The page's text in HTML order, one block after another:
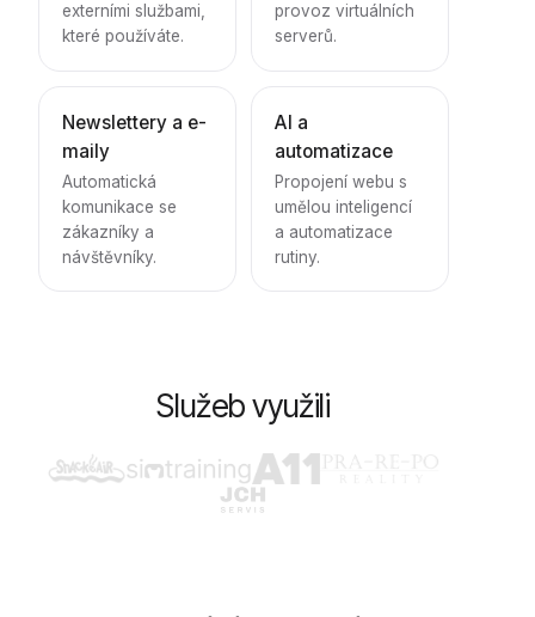
externími službami,
které používáte.
provoz virtuálních
serverů.
Newslettery a e-
maily
Automatická
komunikace se
zákazníky a
návštěvníky.
AI a
automatizace
Propojení webu s
umělou inteligencí
a automatizace
rutiny.
Služeb využili